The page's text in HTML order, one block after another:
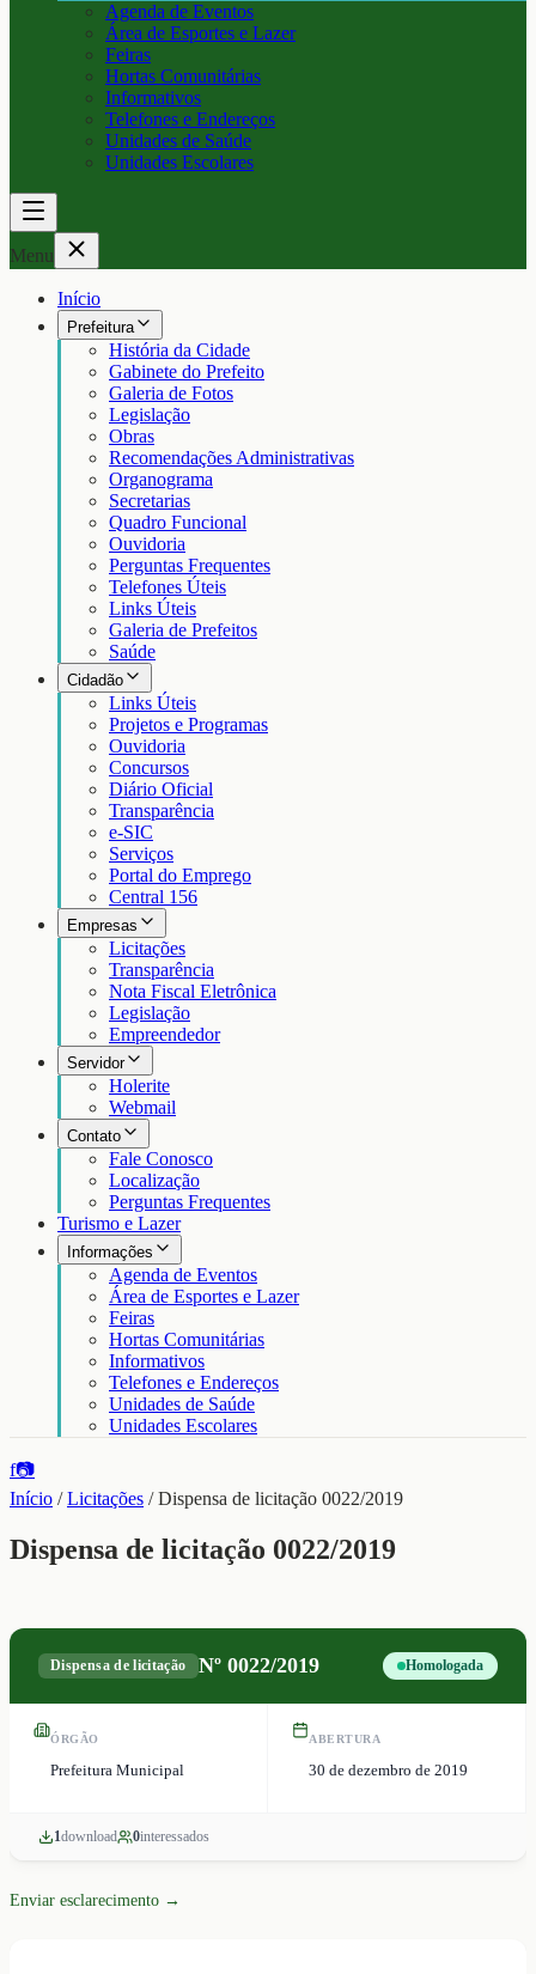
Agenda de Eventos
Área de Esportes e Lazer
Feiras
Hortas Comunitárias
Informativos
Telefones e Endereços
Unidades de Saúde
Unidades Escolares
Menu
Início
Prefeitura
História da Cidade
Gabinete do Prefeito
Galeria de Fotos
Legislação
Obras
Recomendações Administrativas
Organograma
Secretarias
Quadro Funcional
Ouvidoria
Perguntas Frequentes
Telefones Úteis
Links Úteis
Galeria de Prefeitos
Saúde
Cidadão
Links Úteis
Projetos e Programas
Ouvidoria
Concursos
Diário Oficial
Transparência
e-SIC
Serviços
Portal do Emprego
Central 156
Empresas
Licitações
Transparência
Nota Fiscal Eletrônica
Legislação
Empreendedor
Servidor
Holerite
Webmail
Contato
Fale Conosco
Localização
Perguntas Frequentes
Turismo e Lazer
Informações
Agenda de Eventos
Área de Esportes e Lazer
Feiras
Hortas Comunitárias
Informativos
Telefones e Endereços
Unidades de Saúde
Unidades Escolares
f📷
Início /Licitações /Dispensa de licitação 0022/2019
Dispensa de licitação 0022/2019
Dispensa de licitação Nº 0022/2019 Homologada
ÓRGÃO
Prefeitura Municipal
ABERTURA
30 de dezembro de 2019
1download 0interessados
Enviar esclarecimento →